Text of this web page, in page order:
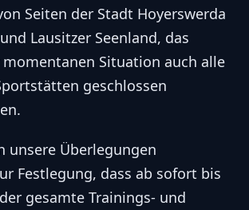
Seiten der Stadt Hoyerswerda
Lausitzer Seenland, das
Situation auch alle
geschlossen
unsere Überlegungen
Festlegung, dass ab sofort bis
gesamte Trainings- und